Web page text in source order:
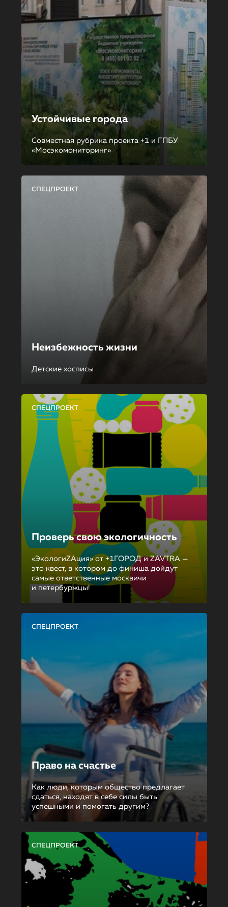
Устойчивые города
Совместная рубрика проекта +1 и ГПБУ
«Мосэкомониторинг»
СПЕЦПРОЕКТ
Неизбежность жизни
Детские хосписы
СПЕЦПРОЕКТ
Проверь свою экологичность
«ЭкологиZAция» от +1ГОРОД и ZAVTRA —
это квест, в котором до финиша дойдут
самые ответственные москвичи
и петербуржцы!
СПЕЦПРОЕКТ
Право на счастье
Как люди, которым общество предлагает
сдаться, находят в себе силы быть
успешными и помогать другим?
СПЕЦПРОЕКТ